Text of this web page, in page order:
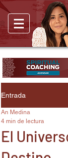
Entrada
El
An Medina
4 min de lectura